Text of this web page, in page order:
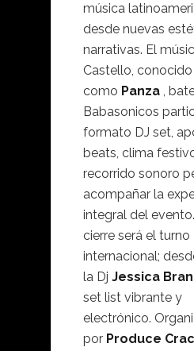
música
desde nuevas
narrativas. El
Castello, conocido
como Panza ,
Babasonicos
formato DJ set,
beats, clima
recorrido sonoro
acompañar la
integral del
cierre será el
internacional;
la Dj Jessica
set list vibrante y
electrónico.
por Produce